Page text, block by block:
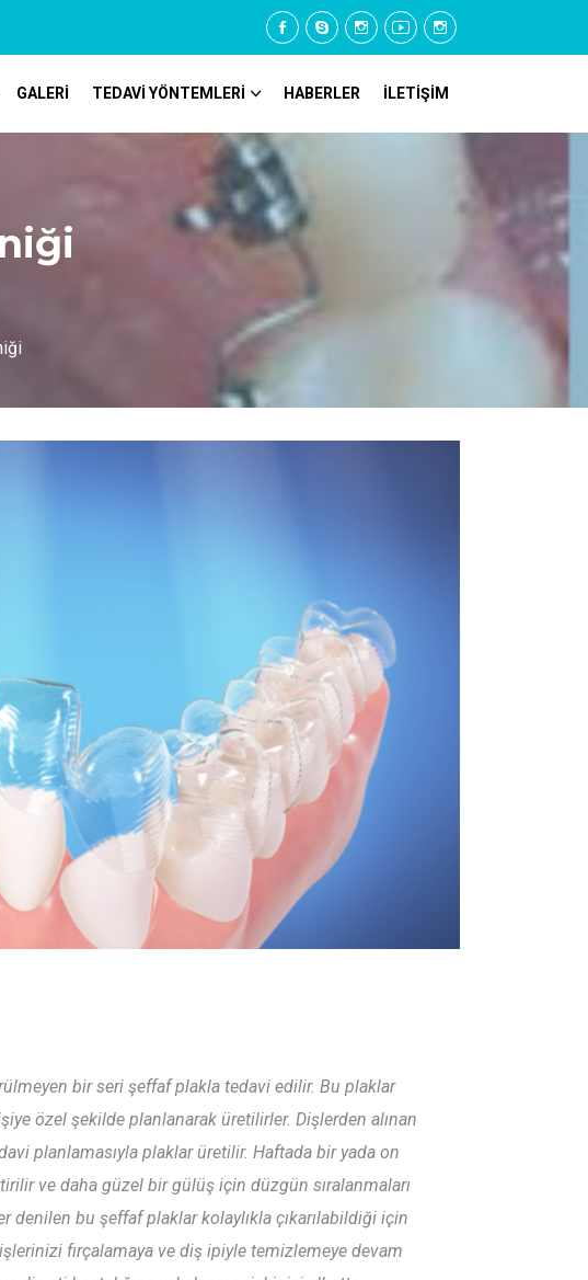
GALERİ TEDAVİ YÖNTEMLERİ HABERLER İLETİŞİM
bir seri şeffaf plakla tedavi edilir. Bu plaklar
özel şekilde planlanarak üretilirler. Dişlerden alınan
planlamasıyla plaklar üretilir. Haftada bir yada on
ve daha güzel bir gülüş için düzgün sıralanmaları
denilen bu şeffaf plaklar kolaylıkla çıkarılabildiği için
fırçalamaya ve diş ipiyle temizlemeye devam